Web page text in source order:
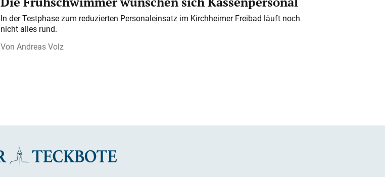
In der Testphase zum reduzierten Personaleinsatz im Kirchheimer Freibad läuft noch
nicht alles rund.
Andreas Volz